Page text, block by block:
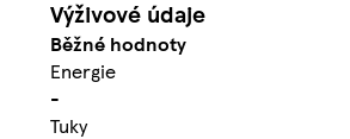
Výživové údaje
Běžné hodnoty
Energie
-
Tuky